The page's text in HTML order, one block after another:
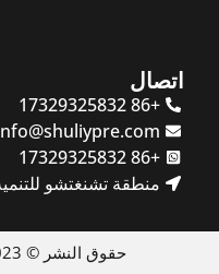
اتصال
+86 17329325832
+86 17329325832
منطقة تشنغتشو
حقوق النشر © 2023 شركة شولي المحدودة